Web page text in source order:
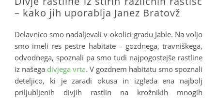
– kako jih uporablja Janez Bratovž
Delavnico smo nadaljevali v okolici gradu Jable. Na voljo
smo imeli res pestre habitate – gozdnega, travniškega,
odvodnega, spoznali pa smo tudi najpogostejše rastline
iz našega divjega vrta. V gozdnem habitatu smo spoznali
deteljico, ki je zaradi okusa in izgleda ena najbolj
priljubljenih divjih rastlin na krožnikih mnogih